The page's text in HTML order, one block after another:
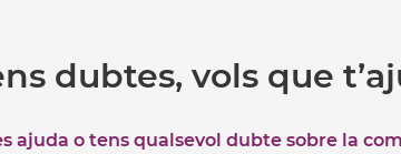
dubtes, vols que
ajuda o tens qualsevol dubte sobre la